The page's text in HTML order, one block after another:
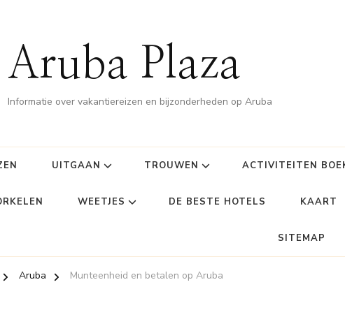
Aruba Plaza
Informatie over vakantiereizen en bijzonderheden op Aruba
UITGAAN TROUWEN ACTIVITEITEN
WEETJES DE BESTE HOTELS KAART
SITEMAP
Aruba Munteenheid en betalen op Aruba